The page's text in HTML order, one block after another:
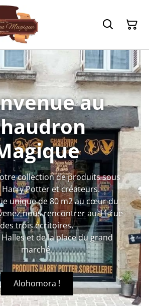
au
collection de produits sous
Harry Potter et créateurs.
unique de 80 m2 au cœur du
nous rencontrer au 11 rue
des trois écritoires,
et de la place du grand
marché.
Alohomora !